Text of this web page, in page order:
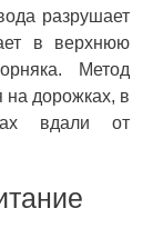
разрушает
в верхнюю
Метод
на дорожках, в
вдали от